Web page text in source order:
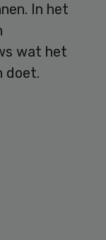
In het
wat het
doet.